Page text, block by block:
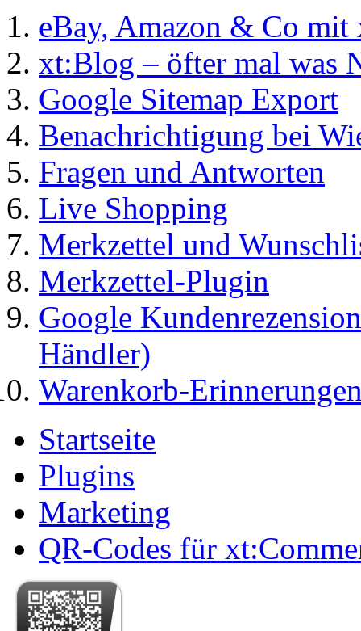
eBay, Amazon & Co
xt:Blog – öfter mal was
Google Sitemap Export
Benachrichtigung bei
Fragen und Antworten
Live Shopping
Merkzettel und
Merkzettel-Plugin
Google
Händler)
Warenkorb-
Startseite
Plugins
Marketing
QR-Codes für